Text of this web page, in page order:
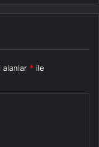
alanlar * ile